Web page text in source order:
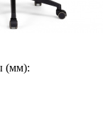
(мм):